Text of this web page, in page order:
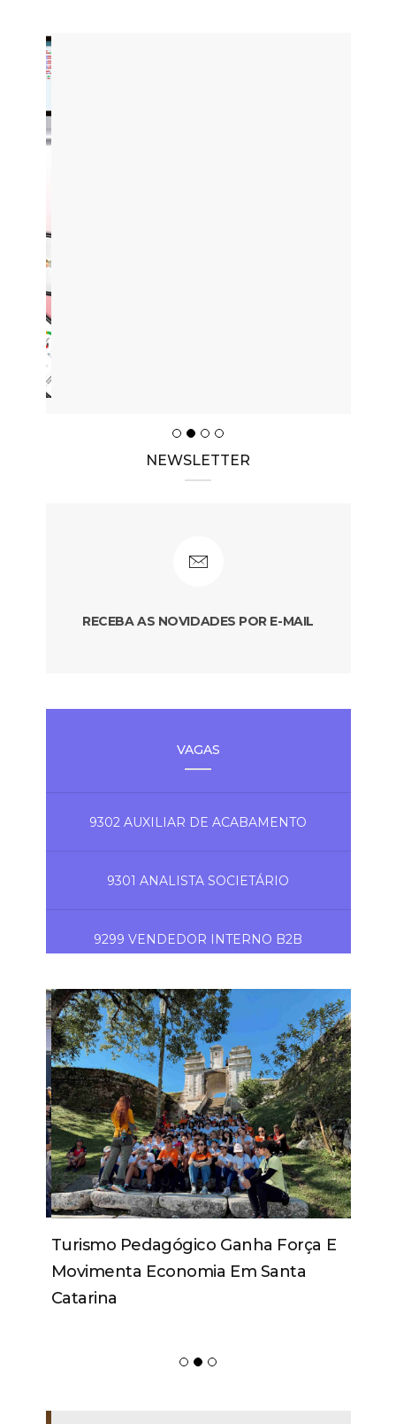
NEWSLETTER
RECEBA AS NOVIDADES POR E-MAIL
VAGAS
9302 AUXILIAR DE ACABAMENTO
9301 ANALISTA SOCIETÁRIO
9299 VENDEDOR INTERNO B2B
Turismo Pedagógico Ganha Força E
Movimenta Economia Em Santa
Catarina